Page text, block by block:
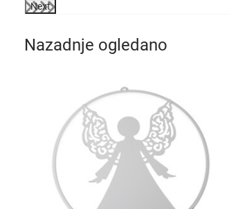
Next
Nazadnje ogledano